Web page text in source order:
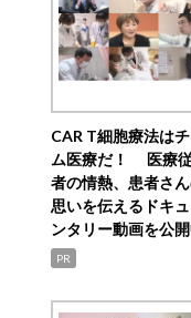
CAR T細胞療法は
ム医療だ！ 医療
者の情熱、患者さ
思いを伝えるドキュ
ンタリー動画を公
PR